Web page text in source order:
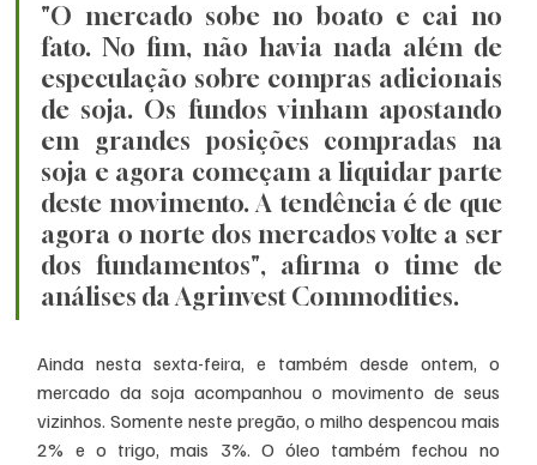
"O mercado sobe no boato e cai no
fato. No fim, não havia nada além de
especulação sobre compras adicionais
de soja. Os fundos vinham apostando
em grandes posições compradas na
soja e agora começam a liquidar parte
deste movimento. A tendência é de que
agora o norte dos mercados volte a ser
dos fundamentos", afirma o time de
análises da Agrinvest Commodities.
Ainda nesta sexta-feira, e também desde ontem, o
mercado da soja acompanhou o movimento de seus
vizinhos. Somente neste pregão, o milho despencou mais
2% e o trigo, mais 3%. O óleo também fechou no